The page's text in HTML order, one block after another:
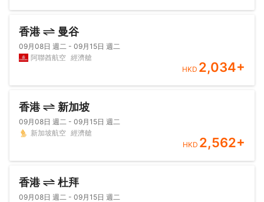
香港 曼谷
09月08日 週二 - 09月15日 週二
阿聯酋航空 經濟艙
HKD 2,034+
香港 新加坡
09月08日 週二 - 09月15日 週二
新加坡航空 經濟艙
HKD 2,562+
香港 杜拜
09月08日 週二 - 09月15日 週二